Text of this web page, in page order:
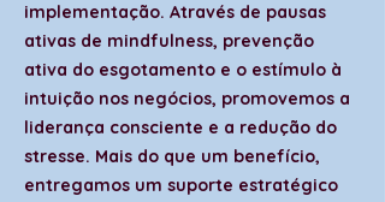
implementação. Através de pausas
ativas de mindfulness, prevenção
ativa do esgotamento e o estímulo à
intuição nos negócios, promovemos a
liderança consciente e a redução do
stresse. Mais do que um benefício,
entregamos um suporte estratégico